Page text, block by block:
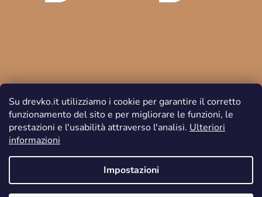
Su drevko.it utilizziamo i cookie per garantire il corretto
funzionamento del sito e per migliorare le funzioni, le
prestazioni e l'usabilità attraverso l'analisi. Ulteriori
informazioni
Impostazioni